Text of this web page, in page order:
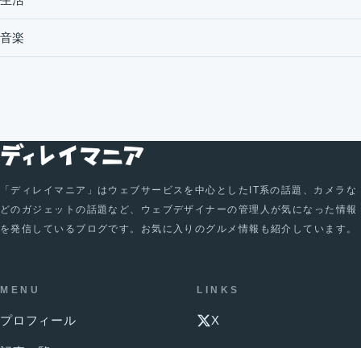
音楽
「ディレイマニア」はウェブサービスを中心としたIT系の話題、カメラな
どのガジェットの話題など、ウェブデザイナーの管理人が気になった情報
を発信しているブログです。お気に入りのグルメ情報も紹介しています。
MENU
プロフィール
LINKS
X